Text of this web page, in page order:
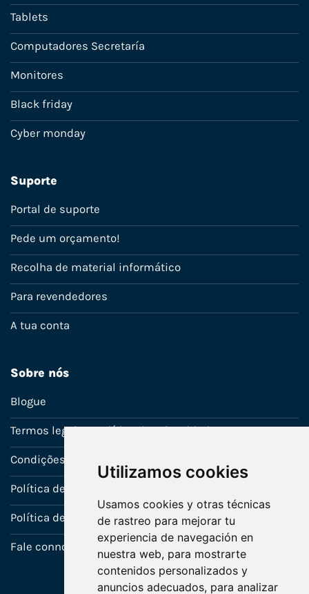
Utilizamos cookies
Usamos cookies y otras técnicas
de rastreo para mejorar tu
experiencia de navegación en
nuestra web, para mostrarte
contenidos personalizados y
anuncios adecuados, para analizar
Tablets
Computadores Secretaría
Monitores
Black friday
Cyber monday
Suporte
Portal de suporte
Pede um orçamento!
Recolha de material informático
Para revendedores
A tua conta
Sobre nós
Blogue
Termos legais e política de privacidade
Condições de venda
Política de Garantia
Política de utilização de cookies
Fale connosco